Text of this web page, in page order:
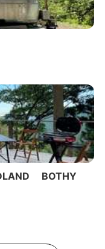
BOTHY